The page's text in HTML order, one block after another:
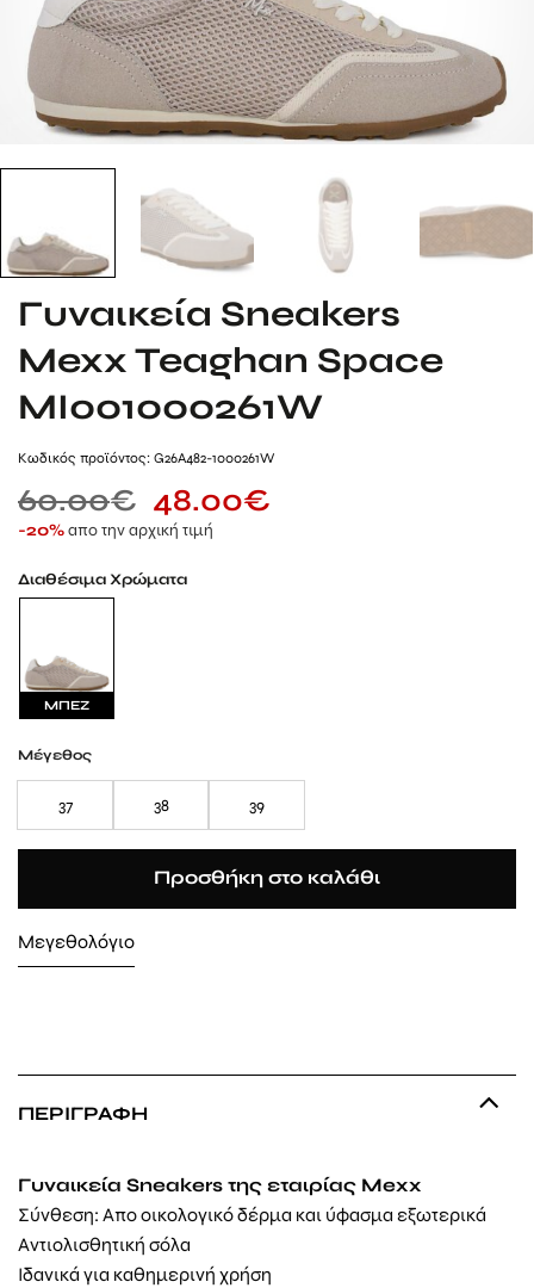
Γυναικεία Sneakers
Mexx Teaghan Space
MI001000261W
Kωδικός προϊόντος: G26A482-1000261W
60.00€ 48.00€
-20%απο την αρχική τιμή
Διαθέσιμα Χρώματα
ΜΠΕΖ
Μέγεθος
37 38 39
Προσθήκη στο καλάθι
Μεγεθολόγιο
ΠΕΡΙΓΡΑΦΉ
Γυναικεία Sneakers της εταιρίας Mexx
Σύνθεση: Απο οικολογικό δέρμα και ύφασμα εξωτερικά
Αντιολισθητική σόλα
Ιδανικά για καθημερινή χρήση